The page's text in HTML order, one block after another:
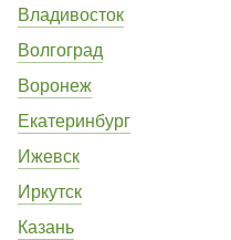
Владивосток
Волгоград
Воронеж
Екатеринбург
Ижевск
Иркутск
Казань